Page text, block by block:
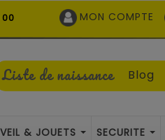
MON COMPTE
Liste de naissance Blog
& JOUETS SECURITE